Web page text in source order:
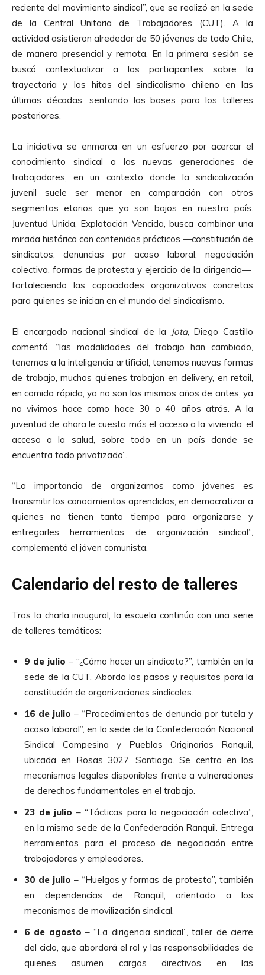
reciente del movimiento sindical”, que se realizó en la sede
de la Central Unitaria de Trabajadores (CUT). A la
actividad asistieron alrededor de 50 jóvenes de todo Chile,
de manera presencial y remota. En la primera sesión se
buscó contextualizar a los participantes sobre la
trayectoria y los hitos del sindicalismo chileno en las
últimas décadas, sentando las bases para los talleres
posteriores.
La iniciativa se enmarca en un esfuerzo por acercar el
conocimiento sindical a las nuevas generaciones de
trabajadores, en un contexto donde la sindicalización
juvenil suele ser menor en comparación con otros
segmentos etarios que ya son bajos en nuestro país.
Juventud Unida, Explotación Vencida, busca combinar una
mirada histórica con contenidos prácticos —constitución de
sindicatos, denuncias por acoso laboral, negociación
colectiva, formas de protesta y ejercicio de la dirigencia—
fortaleciendo las capacidades organizativas concretas
para quienes se inician en el mundo del sindicalismo.
El encargado nacional sindical de la Jota, Diego Castillo
comentó, “las modalidades del trabajo han cambiado,
tenemos a la inteligencia artificial, tenemos nuevas formas
de trabajo, muchos quienes trabajan en delivery, en retail,
en comida rápida, ya no son los mismos años de antes, ya
no vivimos hace como hace 30 o 40 años atrás. A la
juventud de ahora le cuesta más el acceso a la vivienda, el
acceso a la salud, sobre todo en un país donde se
encuentra todo privatizado”.
“La importancia de organizarnos como jóvenes es
transmitir los conocimientos aprendidos, en democratizar a
quienes no tienen tanto tiempo para organizarse y
entregarles herramientas de organización sindical”,
complementó el jóven comunista.
Calendario del resto de talleres
Tras la charla inaugural, la escuela continúa con una serie
de talleres temáticos:
9 de julio – “¿Cómo hacer un sindicato?”, también en la
sede de la CUT. Aborda los pasos y requisitos para la
constitución de organizaciones sindicales.
16 de julio – “Procedimientos de denuncia por tutela y
acoso laboral”, en la sede de la Confederación Nacional
Sindical Campesina y Pueblos Originarios Ranquil,
ubicada en Rosas 3027, Santiago. Se centra en los
mecanismos legales disponibles frente a vulneraciones
de derechos fundamentales en el trabajo.
23 de julio – “Tácticas para la negociación colectiva”,
en la misma sede de la Confederación Ranquil. Entrega
herramientas para el proceso de negociación entre
trabajadores y empleadores.
30 de julio – “Huelgas y formas de protesta”, también
en dependencias de Ranquil, orientado a los
mecanismos de movilización sindical.
6 de agosto – “La dirigencia sindical”, taller de cierre
del ciclo, que abordará el rol y las responsabilidades de
quienes asumen cargos directivos en las